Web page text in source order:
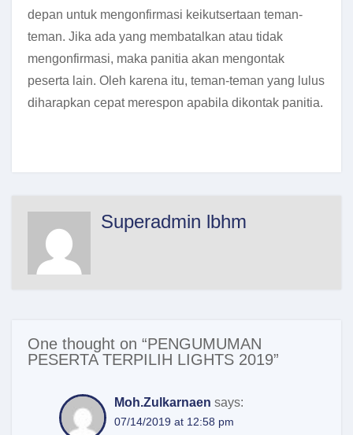
depan untuk mengonfirmasi keikutsertaan teman-
teman. Jika ada yang membatalkan atau tidak
mengonfirmasi, maka panitia akan mengontak
peserta lain. Oleh karena itu, teman-teman yang lulus
diharapkan cepat merespon apabila dikontak panitia.
Superadmin lbhm
One thought on “PENGUMUMAN
PESERTA TERPILIH LIGHTS 2019”
Moh.Zulkarnaen says:
07/14/2019 at 12:58 pm